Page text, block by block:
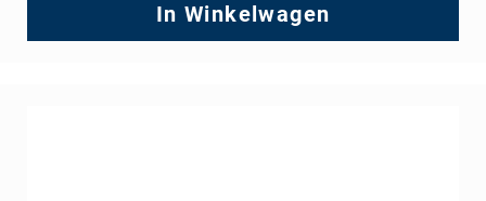
In Winkelwagen